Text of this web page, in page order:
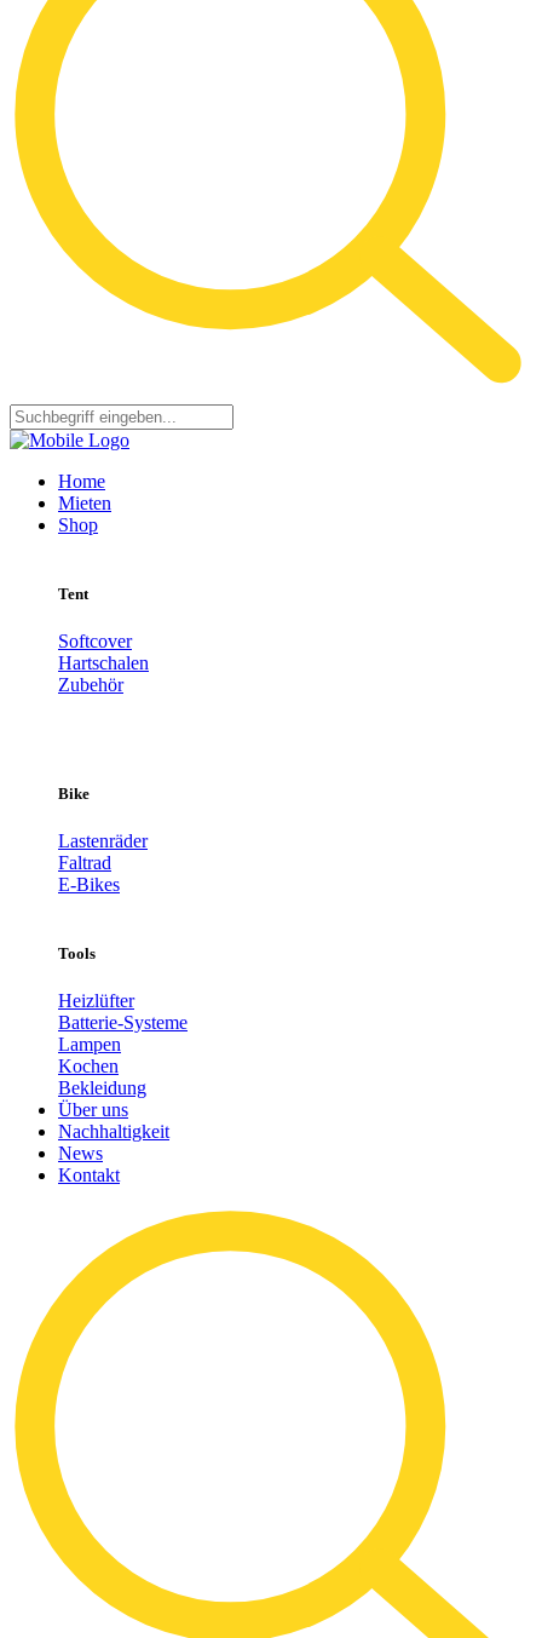
Home
Mieten
Shop
Tent
Softcover
Hartschalen
Zubehör
Bike
Lastenräder
Faltrad
E-Bikes
Tools
Heizlüfter
Batterie-Systeme
Lampen
Kochen
Bekleidung
Über uns
Nachhaltigkeit
News
Kontakt